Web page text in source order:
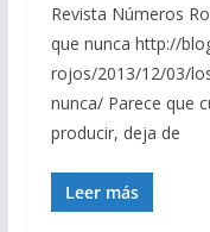
Revista Números
que nunca http://
rojos/2013/12/03/
nunca/ Parece que
producir, deja de
Leer más